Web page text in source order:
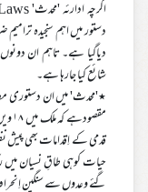
دستور میں اہم سنجیدہ
شائع کیا جارہا ہے۔
٭'محدث' میں ان دستوری
قدمی کے اِقدامات بھی پیش
حیات کوہی طاقِ نسیان میں
گئے وعدوں سے سنگین